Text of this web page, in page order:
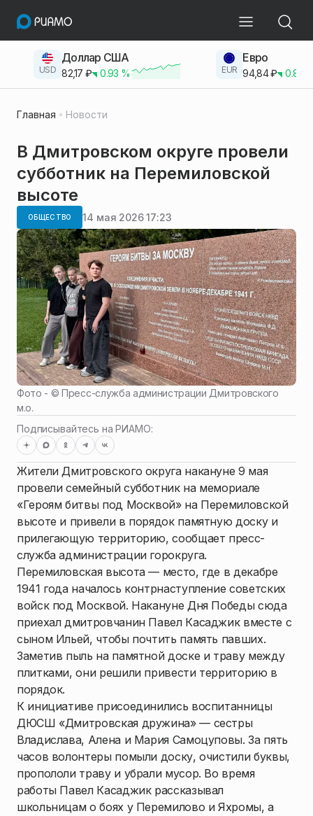
USD
Доллар США
82,17 ₽ 0.93 % EUR
Евро
94,84₽ 0.83
Главная Новости
В Дмитровском округе провели
субботник на Перемиловской
высоте
ОБЩЕСТВО 14 мая 2026 17:23
Фото - ©Пресс-служба администрации Дмитровского
м.о.
Подписывайтесь на РИАМО:
Жители Дмитровского округа накануне 9 мая
провели семейный субботник на мемориале
«Героям битвы под Москвой» на Перемиловской
высоте и привели в порядок памятную доску и
прилегающую территорию, сообщает пресс-
служба администрации горокруга.
Перемиловская высота — место, где в декабре
1941 года началось контрнаступление советских
войск под Москвой. Накануне Дня Победы сюда
приехал дмитровчанин Павел Касаджик вместе с
сыном Ильей, чтобы почтить память павших.
Заметив пыль на памятной доске и траву между
плитками, они решили привести территорию в
порядок.
К инициативе присоединились воспитанницы
ДЮСШ «Дмитровская дружина» — сестры
Владислава, Алена и Мария Самоцуповы. За пять
часов волонтеры помыли доску, очистили буквы,
пропололи траву и убрали мусор. Во время
работы Павел Касаджик рассказывал
школьницам о боях у Перемилово и Яхромы, а